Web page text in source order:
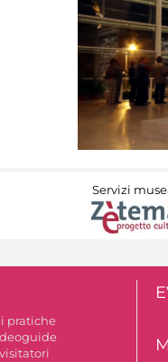
Servizi
pratiche